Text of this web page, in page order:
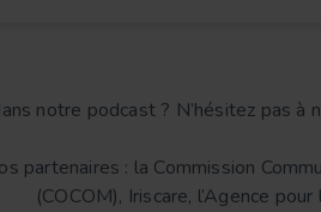
notre podcast ? N’hésitez pas à
partenaires : la Commission
(COCOM), Iriscare, l’Agence